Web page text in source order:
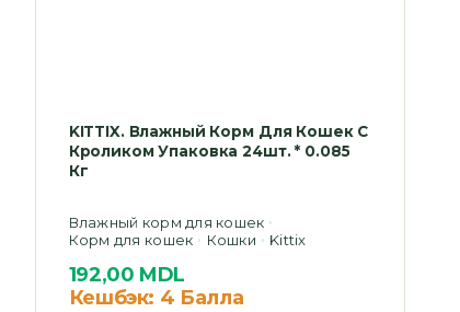
KITTIX. Влажный Корм Для Кошек С
Кроликом Упаковка 24шт. * 0.085
Кг
Влажный корм для кошек
Корм для кошек
Кошки Kittix
192,00 MDL
Кешбэк: 4 Балла